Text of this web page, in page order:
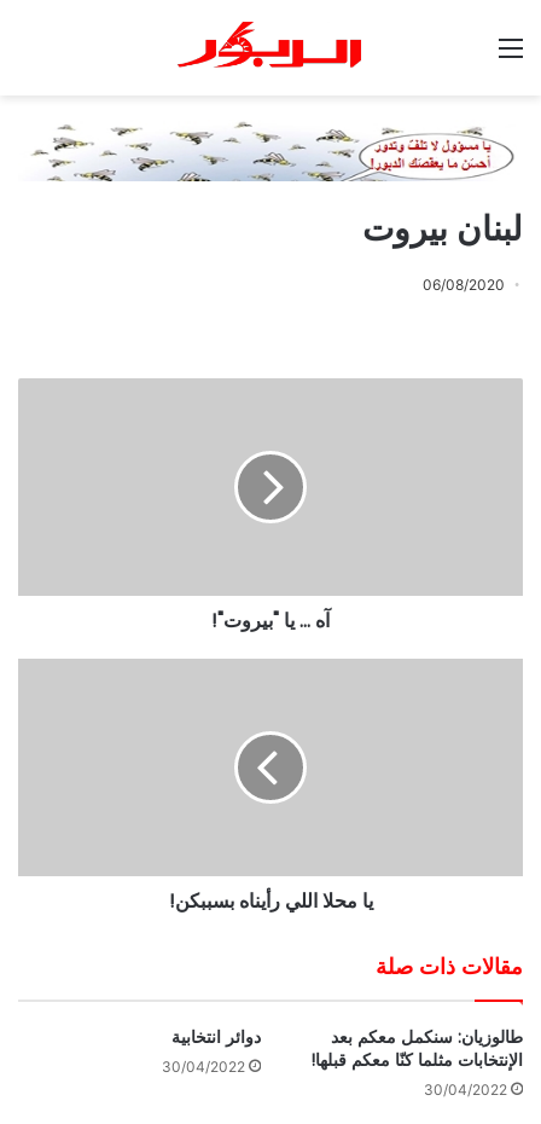
لبنان بيروت
06/08/2020
آه ... يا "بيروت"!
يا محلا اللي رأيناه بسببكن!
مقالات ذات صلة
طالوزيان: سنكمل معكم بعد
الإنتخابات مثلما كنّا معكم قبلها!
30/04/2022
دوائر انتخابية
30/04/2022